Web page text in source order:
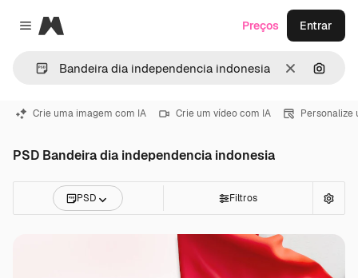
Close menu
Magnific
Limpar
Preços Entrar
Crie uma imagem com IA Crie um vídeo com IA Personalize
PSD Bandeira dia independencia indonesia
PSD Filtros